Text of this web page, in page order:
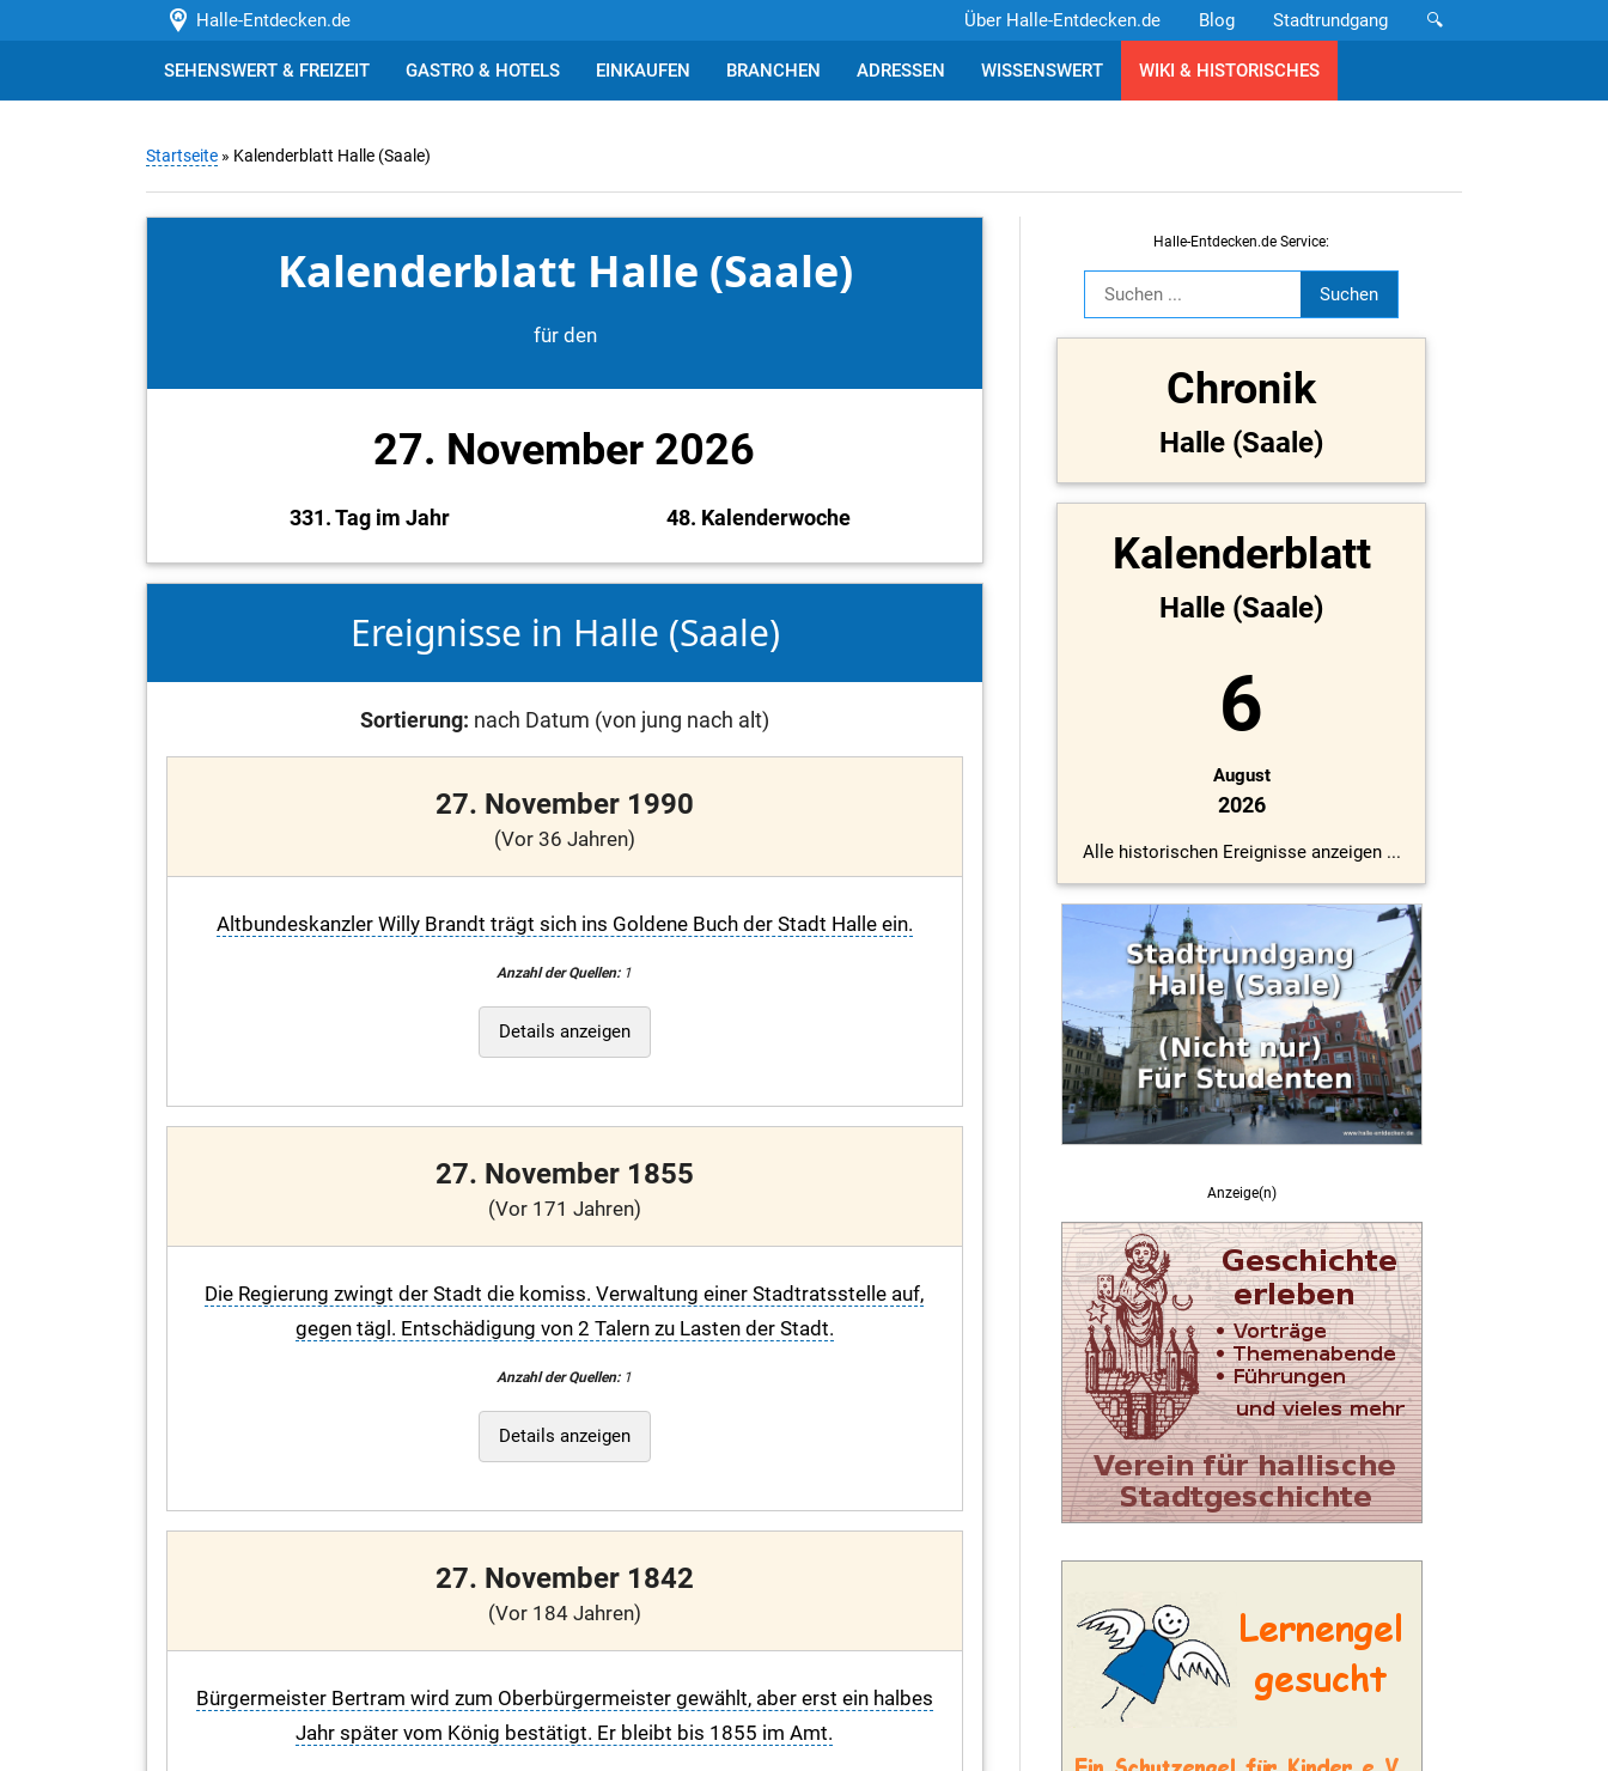
Halle-Entdecken.de 🔍
Stadtrundgang
Blog
Über Halle-Entdecken.de
SEHENSWERT & FREIZEIT GASTRO & HOTELS EINKAUFEN BRANCHEN ADRESSEN WISSENSWERT WIKI & HISTORISCHES
Startseite » Kalenderblatt Halle (Saale)
Kalenderblatt Halle (Saale)
für den
27. November 2026
331. Tag im Jahr 48. Kalenderwoche
Ereignisse in Halle (Saale)
Sortierung: nach Datum (von jung nach alt)
27. November 1990
(Vor 36 Jahren)
Altbundeskanzler Willy Brandt trägt sich ins Goldene Buch der Stadt Halle ein.
Anzahl der Quellen:1
Details anzeigen
27. November 1855
(Vor 171 Jahren)
Die Regierung zwingt der Stadt die komiss. Verwaltung einer Stadtratsstelle auf,
gegen tägl. Entschädigung von 2 Talern zu Lasten der Stadt.
Anzahl der Quellen:1
Details anzeigen
27. November 1842
(Vor 184 Jahren)
Bürgermeister Bertram wird zum Oberbürgermeister gewählt, aber erst ein halbes
Jahr später vom König bestätigt. Er bleibt bis 1855 im Amt.
Halle-Entdecken.de Service:
Chronik
Halle (Saale)
Kalenderblatt
Halle (Saale)
6
August
2026
Alle historischen Ereignisse anzeigen ...
Anzeige(n)